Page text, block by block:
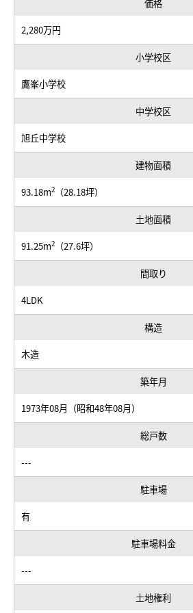
価格
2,280万円
小学校区
鷹峯小学校
中学校区
旭丘中学校
建物面積
93.18m2 （28.18坪）
土地面積
91.25m2 （27.6坪）
間取り
4LDK
構造
木造
築年月
1973年08月（昭和48年08月）
総戸数
---
駐車場
有
駐車場料金
---
土地権利